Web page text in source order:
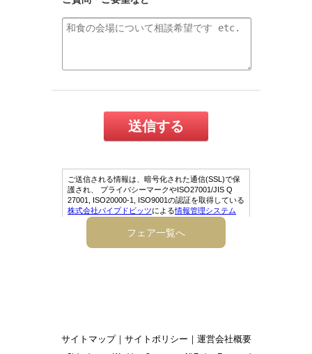
フェア一覧へ
サイトマップ｜ サイトポリシー ｜ 運営会社概要